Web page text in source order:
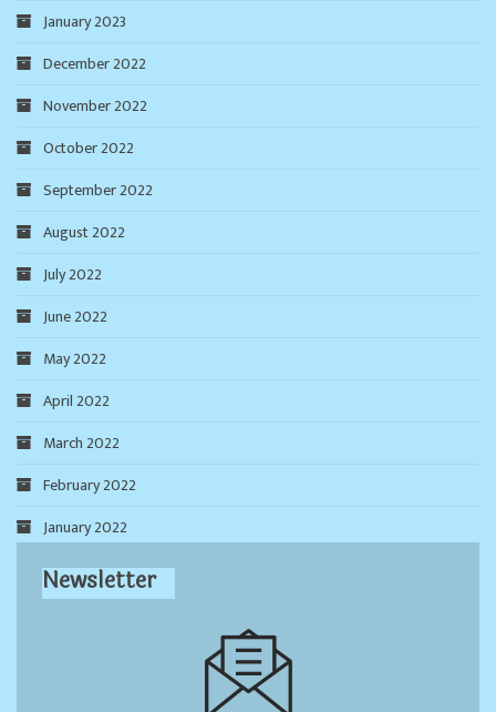
January 2023
December 2022
November 2022
October 2022
September 2022
August 2022
July 2022
June 2022
May 2022
April 2022
March 2022
February 2022
January 2022
Newsletter